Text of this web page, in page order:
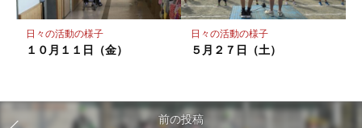
日々の活動の様子
１０月１１日（金）
日々の活動の様子
５月２７日（土）
前の投稿